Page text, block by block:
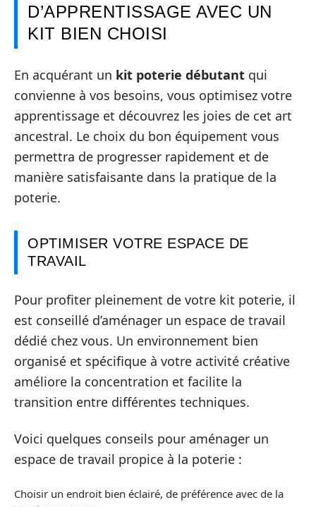
D’APPRENTISSAGE AVEC UN
KIT BIEN CHOISI
En acquérant un kit poterie débutant qui
convienne à vos besoins, vous optimisez votre
apprentissage et découvrez les joies de cet art
ancestral. Le choix du bon équipement vous
permettra de progresser rapidement et de
manière satisfaisante dans la pratique de la
poterie.
OPTIMISER VOTRE ESPACE DE
TRAVAIL
Pour profiter pleinement de votre kit poterie, il
est conseillé d’aménager un espace de travail
dédié chez vous. Un environnement bien
organisé et spécifique à votre activité créative
améliore la concentration et facilite la
transition entre différentes techniques.
Voici quelques conseils pour aménager un
espace de travail propice à la poterie :
Choisir un endroit bien éclairé, de préférence avec de la